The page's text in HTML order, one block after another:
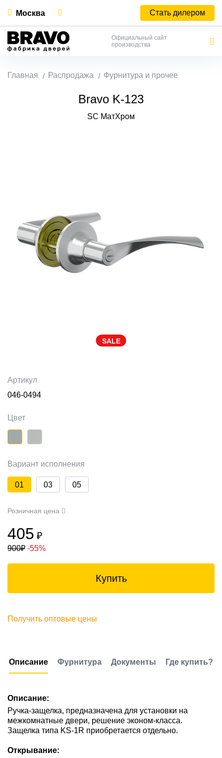
Москва Стать дилером
Официальный сайт
производства
Главная Распродажа Фурнитура и прочее
Bravo K-123
SC МатХром
SALE
Артикул
046-0494
Цвет
Вариант исполнения
01 03 05
Розничная цена
405 ₽
900₽ -55%
Купить
Получить оптовые цены
Описание Фурнитура Документы Где купить?
Описание:
Ручка-защелка, предназначена для установки на
межкомнатные двери, решение эконом-класса.
Защелка типа KS-1R приобретается отдельно.
Открывание: